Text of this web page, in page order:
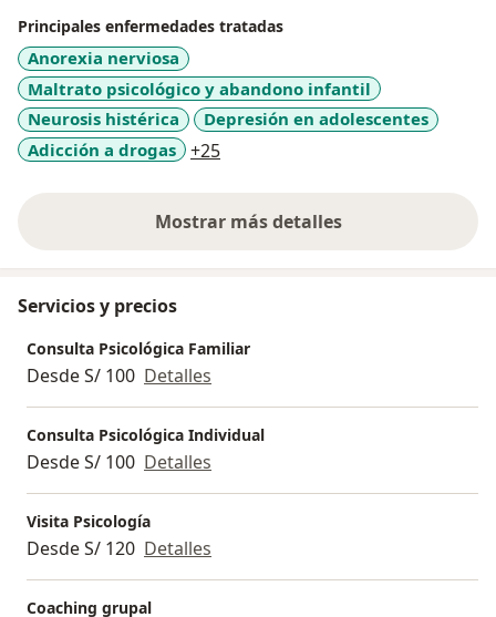
profesional para que puedan encontrar las
herramientas necesarias para mejorar su bienestar.
Juntos podemos trabajar para transformar tus
desafíos en oportunidades de crecimiento.
Principales enfermedades tratadas
Anorexia nerviosa
Maltrato psicológico y abandono infantil
Neurosis histérica
Depresión en adolescentes
Adicción a drogas
+25a11y_sr_more_diseases
Mostrar más detalles
sobre la experiencia
Servicios y precios
Consulta Psicológica Familiar
Desde S/ 100 Detalles
Consulta Psicológica Individual
Desde S/ 100 Detalles
Visita Psicología
Desde S/ 120 Detalles
Coaching grupal